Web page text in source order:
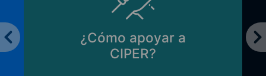
¿Cómo apoyar a
CIPER?